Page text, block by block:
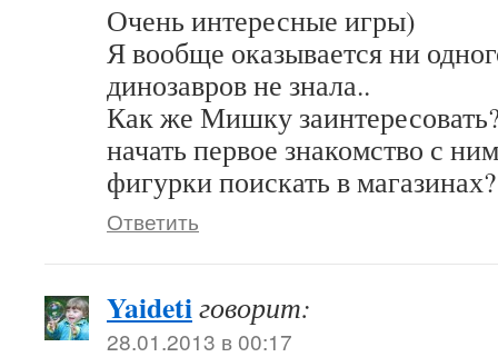
Очень интересные игры)
Я вообще оказывается ни
динозавров не знала..
Как же Мишку
начать первое знакомство с
фигурки поискать в магазинах?
Ответить
Yaidetiговорит:
28.01.2013 в 00:17